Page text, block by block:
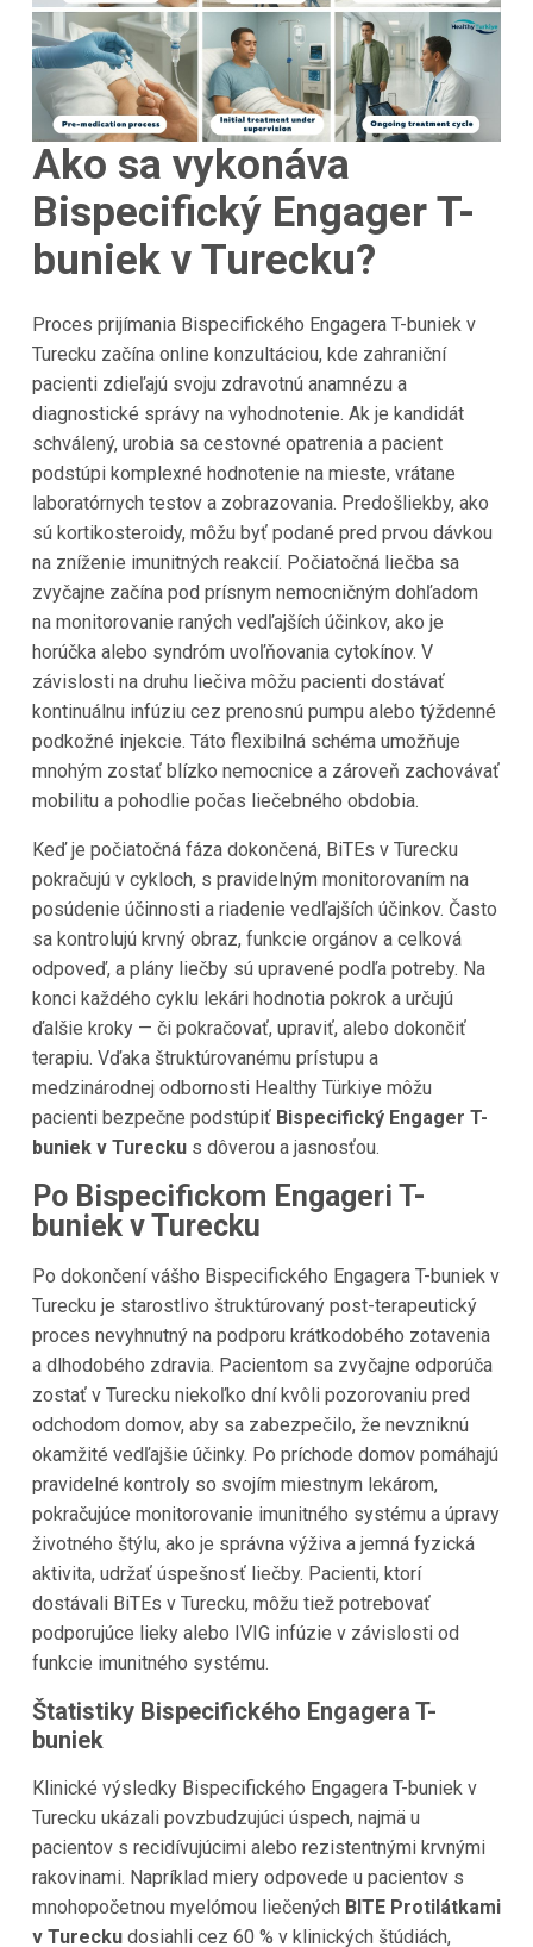
Ako sa vykonáva
Bispecifický Engager T-
buniek v Turecku?
Proces prijímania Bispecifického Engagera T-buniek v
Turecku začína online konzultáciou, kde zahraniční
pacienti zdieľajú svoju zdravotnú anamnézu a
diagnostické správy na vyhodnotenie. Ak je kandidát
schválený, urobia sa cestovné opatrenia a pacient
podstúpi komplexné hodnotenie na mieste, vrátane
laboratórnych testov a zobrazovania. Predošliekby, ako
sú kortikosteroidy, môžu byť podané pred prvou dávkou
na zníženie imunitných reakcií. Počiatočná liečba sa
zvyčajne začína pod prísnym nemocničným dohľadom
na monitorovanie raných vedľajších účinkov, ako je
horúčka alebo syndróm uvoľňovania cytokínov. V
závislosti na druhu liečiva môžu pacienti dostávať
kontinuálnu infúziu cez prenosnú pumpu alebo týždenné
podkožné injekcie. Táto flexibilná schéma umožňuje
mnohým zostať blízko nemocnice a zároveň zachovávať
mobilitu a pohodlie počas liečebného obdobia.
Keď je počiatočná fáza dokončená, BiTEs v Turecku
pokračujú v cykloch, s pravidelným monitorovaním na
posúdenie účinnosti a riadenie vedľajších účinkov. Často
sa kontrolujú krvný obraz, funkcie orgánov a celková
odpoveď, a plány liečby sú upravené podľa potreby. Na
konci každého cyklu lekári hodnotia pokrok a určujú
ďalšie kroky — či pokračovať, upraviť, alebo dokončiť
terapiu. Vďaka štruktúrovanému prístupu a
medzinárodnej odbornosti Healthy Türkiye môžu
pacienti bezpečne podstúpiť Bispecifický Engager T-
buniek v Tureckus dôverou a jasnosťou.
Po Bispecifickom Engageri T-
buniek v Turecku
Po dokončení vášho Bispecifického Engagera T-buniek v
Turecku je starostlivo štruktúrovaný post-terapeutický
proces nevyhnutný na podporu krátkodobého zotavenia
a dlhodobého zdravia. Pacientom sa zvyčajne odporúča
zostať v Turecku niekoľko dní kvôli pozorovaniu pred
odchodom domov, aby sa zabezpečilo, že nevzniknú
okamžité vedľajšie účinky. Po príchode domov pomáhajú
pravidelné kontroly so svojím miestnym lekárom,
pokračujúce monitorovanie imunitného systému a úpravy
životného štýlu, ako je správna výživa a jemná fyzická
aktivita, udržať úspešnosť liečby. Pacienti, ktorí
dostávali BiTEs v Turecku, môžu tiež potrebovať
podporujúce lieky alebo IVIG infúzie v závislosti od
funkcie imunitného systému.
Štatistiky Bispecifického Engagera T-
buniek
Klinické výsledky Bispecifického Engagera T-buniek v
Turecku ukázali povzbudzujúci úspech, najmä u
pacientov s recidívujúcimi alebo rezistentnými krvnými
rakovinami. Napríklad miery odpovede u pacientov s
mnohopočetnou myelómou liečených BITE Protilátkami
v Tureckudosiahli cez 60 % v klinických štúdiách,